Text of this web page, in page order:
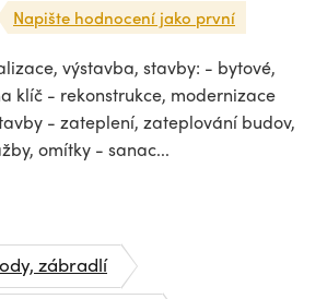
Napište hodnocení jako první
výstavba, stavby: - bytové,
klíč - rekonstrukce, modernizace
- zateplení, zateplování budov,
omítky - sanac...
zábradlí